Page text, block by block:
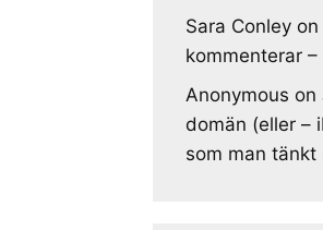
Sara Conley on
kommenterar
Anonymous on
domän (eller –
som man tänkt